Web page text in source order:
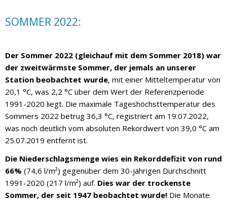
SOMMER 2022:
Der Sommer 2022 (gleichauf mit dem Sommer 2018) war
der zweitwärmste Sommer, der jemals an unserer
Station beobachtet wurde, mit einer Mitteltemperatur von
20,1 °C, was 2,2 °C über dem Wert der Referenzperiode
1991-2020 liegt. Die maximale Tageshöchsttemperatur des
Sommers 2022 betrug 36,3 °C, registriert am 19.07.2022,
was noch deutlich vom absoluten Rekordwert von 39,0 °C am
25.07.2019 entfernt ist.
Die Niederschlagsmenge wies ein Rekorddefizit von rund
66% (74,6 l/m²) gegenüber dem 30-jährigen Durchschnitt
1991-2020 (217 l/m²) auf. Dies war der trockenste
Sommer, der seit 1947 beobachtet wurde! Die Monate